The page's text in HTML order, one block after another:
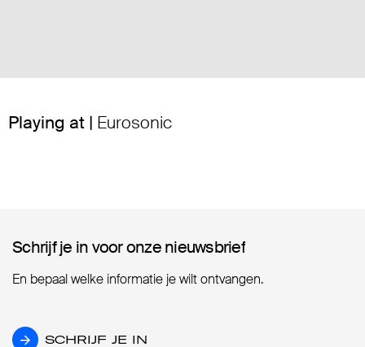
Playing at | Eurosonic
Schrijf je in voor onze nieuwsbrief
Schrijf je in voor onze nieuwsbrief
En bepaal welke informatie je wilt ontvangen.
SCHRIJF JE IN
SCHRIJF JE IN